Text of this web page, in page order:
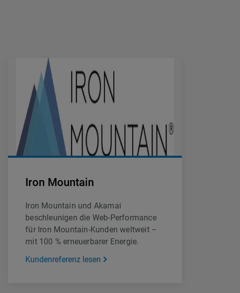
Iron Mountain
Iron Mountain und Akamai
beschleunigen die Web-Performance
für Iron Mountain-Kunden weltweit –
mit 100 % erneuerbarer Energie.
Kundenreferenz lesen